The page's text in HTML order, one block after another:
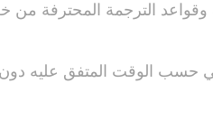
وقواعد الترجمة المحترفة من
حسب الوقت المتفق عليه دون